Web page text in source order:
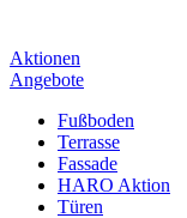
Aktionen
Angebote
Fußboden
Terrasse
Fassade
HARO Aktion
Türen